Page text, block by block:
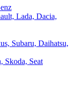
Lada, Dacia,
Subaru, Daihatsu,
Skoda, Seat